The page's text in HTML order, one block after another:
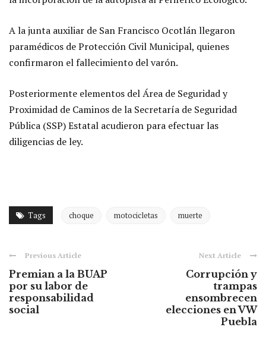
A la junta auxiliar de San Francisco Ocotlán llegaron
paramédicos de Protección Civil Municipal, quienes
confirmaron el fallecimiento del varón.
Posteriormente elementos del Área de Seguridad y
Proximidad de Caminos de la Secretaría de Seguridad
Pública (SSP) Estatal acudieron para efectuar las
diligencias de ley.
Tags choque motocicletas muerte
Previous Article
Premian a la BUAP
por su labor de
responsabilidad
social
Next Article
Corrupción y
trampas
ensombrecen
elecciones en VW
Puebla